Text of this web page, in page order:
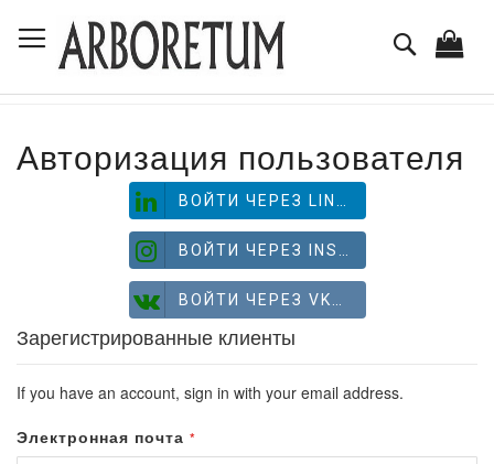
to
Content
Поиск
Авторизация пользователя
ВОЙТИ ЧЕРЕЗ LINKEDIN
ВОЙТИ ЧЕРЕЗ INSTAGRAM
ВОЙТИ ЧЕРЕЗ VKONTAKTE
Зарегистрированные клиенты
If you have an account, sign in with your email address.
Электронная почта